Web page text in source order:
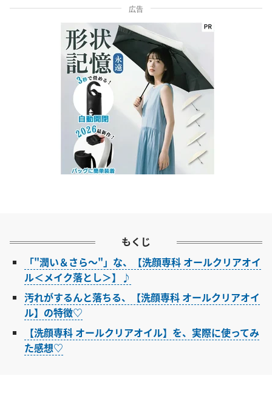
広告
もくじ
「"潤い＆さら～"」な、【洗顔専科 オールクリアオイ
ル＜メイク落とし＞】♪
汚れがするんと落ちる、【洗顔専科 オールクリアオイ
ル】の特徴♡
【洗顔専科 オールクリアオイル】を、実際に使ってみ
た感想♡